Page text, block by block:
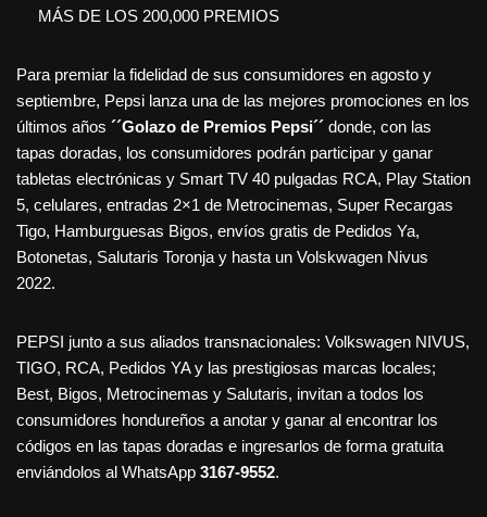
MÁS DE LOS 200,000 PREMIOS
Para premiar la fidelidad de sus consumidores en agosto y
septiembre, Pepsi lanza una de las mejores promociones en los
últimos años ´´Golazo de Premios Pepsi´´ donde, con las
tapas doradas, los consumidores podrán participar y ganar
tabletas electrónicas y Smart TV 40 pulgadas RCA, Play Station
5, celulares, entradas 2×1 de Metrocinemas, Super Recargas
Tigo, Hamburguesas Bigos, envíos gratis de Pedidos Ya,
Botonetas, Salutaris Toronja y hasta un Volskwagen Nivus
2022.
PEPSI junto a sus aliados transnacionales: Volkswagen NIVUS,
TIGO, RCA, Pedidos YA y las prestigiosas marcas locales;
Best, Bigos, Metrocinemas y Salutaris, invitan a todos los
consumidores hondureños a anotar y ganar al encontrar los
códigos en las tapas doradas e ingresarlos de forma gratuita
enviándolos al WhatsApp 3167-9552.